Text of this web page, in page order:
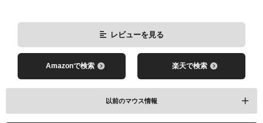
レビューを見る
Amazonで検索 楽天で検索
以前のマウス情報